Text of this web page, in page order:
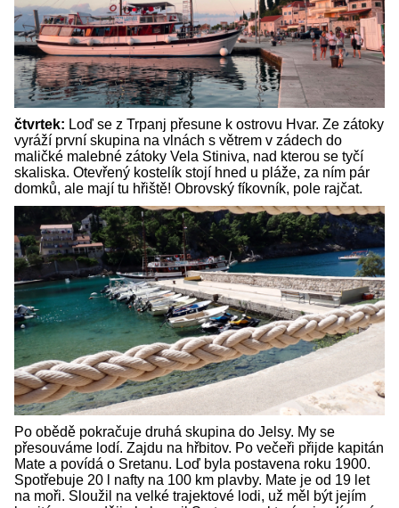
čtvrtek: Loď se z Trpanj přesune k ostrovu Hvar. Ze zátoky
vyráží první skupina na vlnách s větrem v zádech do
maličké malebné zátoky Vela Stiniva, nad kterou se tyčí
skaliska. Otevřený kostelík stojí hned u pláže, za ním pár
domků, ale mají tu hřiště! Obrovský fíkovník, pole rajčat.
Po obědě pokračuje druhá skupina do Jelsy. My se
přesouváme lodí. Zajdu na hřbitov. Po večeři přijde kapitán
Mate a povídá o Sretanu. Loď byla postavena roku 1900.
Spotřebuje 20 l nafty na 100 km plavby. Mate je od 19 let
na moři. Sloužil na velké trajektové lodi, už měl být jejím